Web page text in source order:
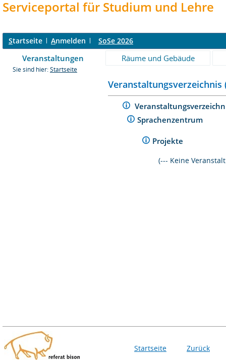
Serviceportal für Studium und Lehre
Startseite Anmelden SoSe 2026
Veranstaltungen Räume und Gebäude
Sie sind hier: Startseite
Veranstaltungsverzeichnis
Sprachenzentrum
Projekte
(--- Keine
Startseite Zurück